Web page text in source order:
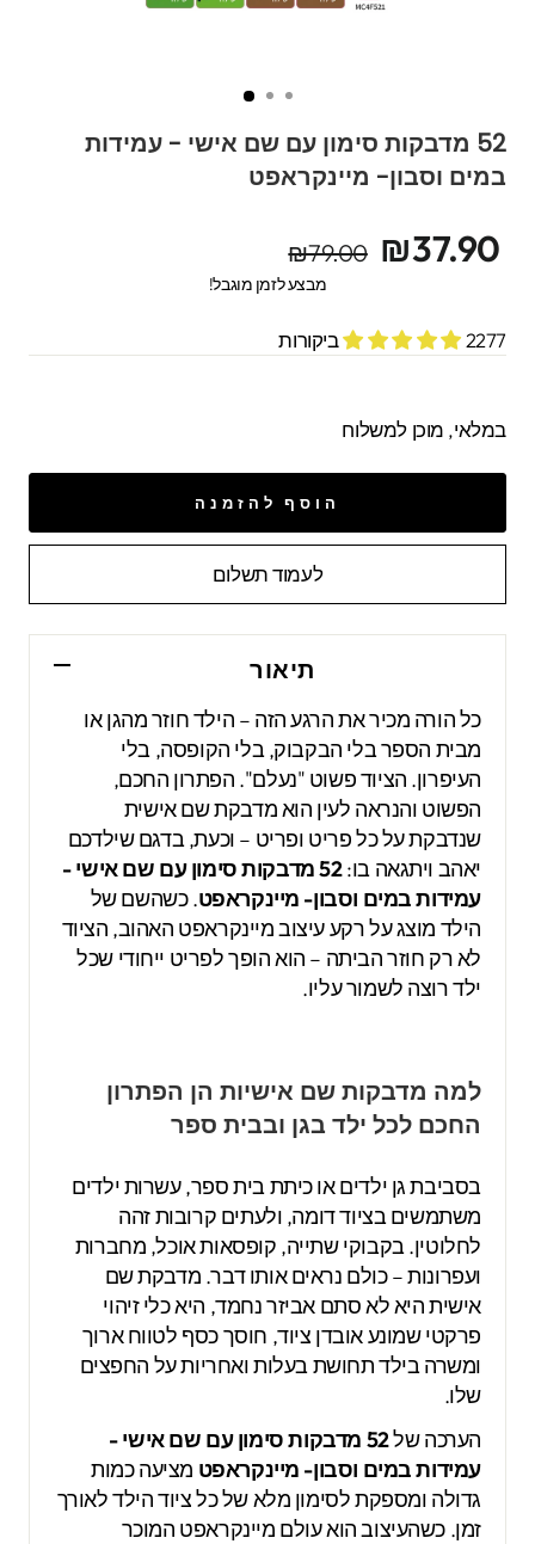
52 מדבקות סימון עם שם אישי - עמידות
במים וסבון- מיינקראפט
מחיר
מקורי
מחיר
מבצע
₪37.90
₪79.00
מבצע לזמן מוגבל!
2277 ביקורות
במלאי, מוכן למשלוח
הוסף להזמנה
לעמוד תשלום
תיאור
כל הורה מכיר את הרגע הזה – הילד חוזר מהגן או
מבית הספר בלי הבקבוק, בלי הקופסה, בלי
העיפרון. הציוד פשוט "נעלם". הפתרון החכם,
הפשוט והנראה לעין הוא מדבקת שם אישית
שנדבקת על כל פריט ופריט – וכעת, בדגם שילדכם
יאהב ויתגאה בו:
52 מדבקות סימון עם שם אישי -
עמידות במים וסבון- מיינקראפט. כשהשם של
הילד מוצג על רקע עיצוב מיינקראפט האהוב, הציוד
לא רק חוזר הביתה – הוא הופך לפריט ייחודי שכל
ילד רוצה לשמור עליו.
למה מדבקות שם אישיות הן הפתרון
החכם לכל ילד בגן ובבית ספר
בסביבת גן ילדים או כיתת בית ספר, עשרות ילדים
משתמשים בציוד דומה, ולעתים קרובות זהה
לחלוטין. בקבוקי שתייה, קופסאות אוכל, מחברות
ועפרונות – כולם נראים אותו דבר. מדבקת שם
אישית היא לא סתם אביזר נחמד, היא כלי זיהוי
פרקטי שמונע אובדן ציוד, חוסך כסף לטווח ארוך
ומשרה בילד תחושת בעלות ואחריות על החפצים
שלו.
הערכה של
52 מדבקות סימון עם שם אישי -
עמידות במים וסבון- מיינקראפטמציעה כמות
גדולה ומספקת לסימון מלא של כל ציוד הילד לאורך
זמן. כשהעיצוב הוא עולם מיינקראפט המוכר